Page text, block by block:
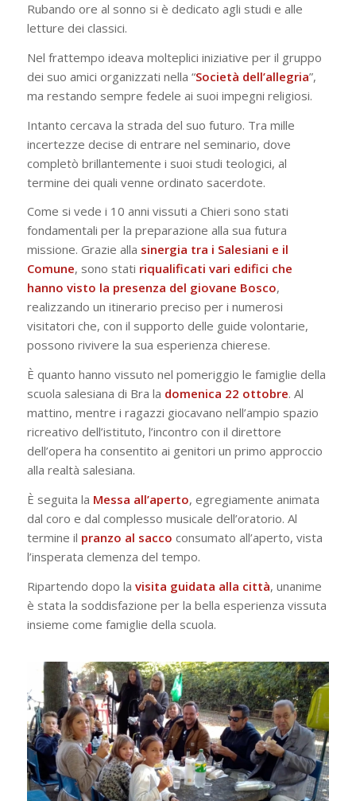
Rubando ore al sonno si è dedicato agli studi e alle
letture dei classici.
Nel frattempo ideava molteplici iniziative per il gruppo
dei suo amici organizzati nella “Società dell’allegria”,
ma restando sempre fedele ai suoi impegni religiosi.
Intanto cercava la strada del suo futuro. Tra mille
incertezze decise di entrare nel seminario, dove
completò brillantemente i suoi studi teologici, al
termine dei quali venne ordinato sacerdote.
Come si vede i 10 anni vissuti a Chieri sono stati
fondamentali per la preparazione alla sua futura
missione. Grazie alla sinergia tra i Salesiani e il
Comune, sono stati riqualificati vari edifici che
hanno visto la presenza del giovane Bosco,
realizzando un itinerario preciso per i numerosi
visitatori che, con il supporto delle guide volontarie,
possono rivivere la sua esperienza chierese.
È quanto hanno vissuto nel pomeriggio le famiglie della
scuola salesiana di Bra la domenica 22 ottobre. Al
mattino, mentre i ragazzi giocavano nell’ampio spazio
ricreativo dell’istituto, l’incontro con il direttore
dell’opera ha consentito ai genitori un primo approccio
alla realtà salesiana.
È seguita la Messa all’aperto, egregiamente animata
dal coro e dal complesso musicale dell’oratorio. Al
termine il pranzo al sacco consumato all’aperto, vista
l’insperata clemenza del tempo.
Ripartendo dopo la visita guidata alla città, unanime
è stata la soddisfazione per la bella esperienza vissuta
insieme come famiglie della scuola.